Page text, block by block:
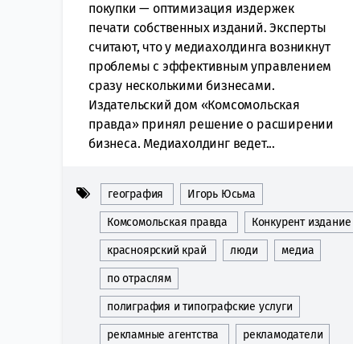
покупки — оптимизация издержек
печати собственных изданий. Эксперты
считают, что у медиахолдинга возникнут
проблемы с эффективным управлением
сразу несколькими бизнесами.
Издательский дом «Комсомольская
правда» принял решение о расширении
бизнеса. Медиахолдинг ведет...
география Игорь Юсьма
Комсомольская правда Конкурент издание
красноярский край люди медиа
по отраслям
полиграфия и типографские услуги
рекламные агентства рекламодатели